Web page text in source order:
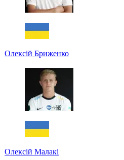
Олексій Бриженко
Олексій Малакі